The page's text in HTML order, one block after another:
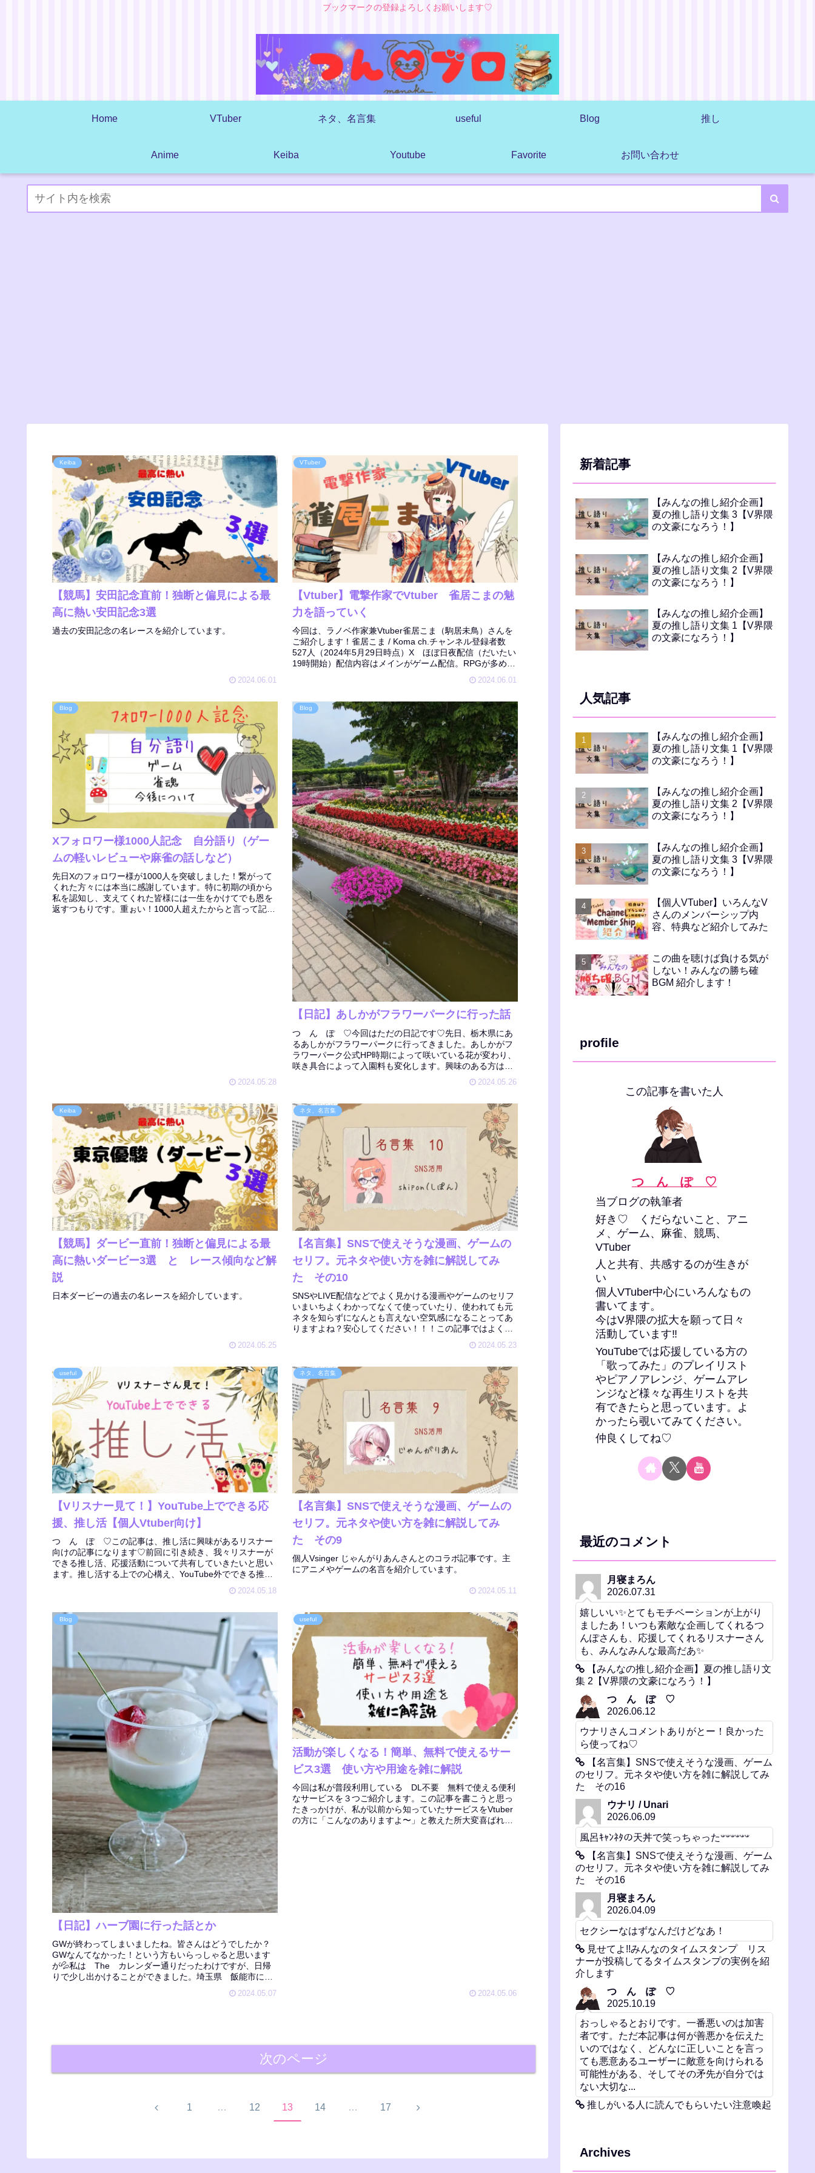
ブックマークの登録よろしくお願いします♡
Home VTuber ネタ、名言集 useful Blog 推し
Anime Keiba Youtube Favorite お問い合わせ
Keiba
【競馬】安田記念直前！独断と偏見による最
高に熱い安田記念3選
過去の安田記念の名レースを紹介しています。
2024.06.01
VTuber
【Vtuber】電撃作家でVtuber 雀居こまの魅
力を語っていく
今回は、ラノベ作家兼Vtuber雀居こま（駒居未鳥）さんを
ご紹介します！雀居こま / Koma ch.チャンネル登録者数
527人（2024年5月29日時点）X ほぼ日夜配信（だいたい
19時開始）配信内容はメインがゲーム配信。RPGが多め
2024.06.01
Blog
Xフォロワー様1000人記念 自分語り（ゲー
ムの軽いレビューや麻雀の話しなど）
先日Xのフォロワー様が1000人を突破しました！繋がって
くれた方々には本当に感謝しています。特に初期の頃から
私を認知し、支えてくれた皆様には一生をかけてでも恩を
返すつもりです。重ぉい！1000人超えたからと言って記念
2024.05.28
Blog
【日記】あしかがフラワーパークに行った話
つ ん ぽ ♡今回はただの日記です♡先日、栃木県にあ
るあしかがフラワーパークに行ってきました。あしかがフ
ラワーパーク公式HP時期によって咲いている花が変わり、
咲き具合によって入園料も変化します。興味のある方は公
2024.05.26
Keiba
【競馬】ダービー直前！独断と偏見による最
高に熱いダービー3選 と レース傾向など解
説
日本ダービーの過去の名レースを紹介しています。
2024.05.25
ネタ、名言集
【名言集】SNSで使えそうな漫画、ゲームの
セリフ。元ネタや使い方を雑に解説してみ
た その10
SNSやLIVE配信などでよく見かける漫画やゲームのセリフ
いまいちよくわかってなくて使っていたり、使われても元
ネタを知らずになんとも言えない空気感になることってあ
りますよね？安心してください！！！この記事ではよく見
2024.05.23
useful
【Vリスナー見て！】YouTube上でできる応
援、推し活【個人Vtuber向け】
つ ん ぽ ♡この記事は、推し活に興味があるリスナー
向けの記事になります♡前回に引き続き、我々リスナーが
できる推し活、応援活動について共有していきたいと思い
ます。推し活する上での心構え、YouTube外でできる推し
2024.05.18
ネタ、名言集
【名言集】SNSで使えそうな漫画、ゲームの
セリフ。元ネタや使い方を雑に解説してみ
た その9
個人Vsinger じゃんがりあんさんとのコラボ記事です。主
にアニメやゲームの名言を紹介しています。
2024.05.11
Blog
【日記】ハーブ園に行った話とか
GWが終わってしまいましたね。皆さんはどうでしたか？
GWなんてなかった！という方もいらっしゃると思います
が💦私は The カレンダー通りだったわけですが、日帰
りで少し出かけることができました。埼玉県 飯能市にあ
2024.05.07
useful
活動が楽しくなる！簡単、無料で使えるサー
ビス3選 使い方や用途を雑に解説
今回は私が普段利用している DL不要 無料で使える便利
なサービスを３つご紹介します。この記事を書こうと思っ
たきっかけが、私が以前から知っていたサービスをVtuber
の方に「こんなのありますよ〜」と教えた所大変喜ばれた
2024.05.06
次のページ
前 1 … 12 13 14 … 17 次
新着記事
【みんなの推し紹介企画】
夏の推し語り文集 3【V界隈
の文豪になろう！】
【みんなの推し紹介企画】
夏の推し語り文集 2【V界隈
の文豪になろう！】
【みんなの推し紹介企画】
夏の推し語り文集 1【V界隈
の文豪になろう！】
人気記事
【みんなの推し紹介企画】
夏の推し語り文集 1【V界隈
の文豪になろう！】
【みんなの推し紹介企画】
夏の推し語り文集 2【V界隈
の文豪になろう！】
【みんなの推し紹介企画】
夏の推し語り文集 3【V界隈
の文豪になろう！】
【個人VTuber】いろんなV
さんのメンバーシップ内
容、特典など紹介してみた
この曲を聴けば負ける気が
しない！みんなの勝ち確
BGM 紹介します！
profile
この記事を書いた人
つ ん ぽ ♡
当ブログの執筆者
好き♡ くだらないこと、アニ
メ、ゲーム、麻雀、競馬、
VTuber
人と共有、共感するのが生きが
い
個人VTuber中心にいろんなもの
書いてます。
今はV界隈の拡大を願って日々
活動しています‼
YouTubeでは応援している方の
「歌ってみた」のプレイリスト
やピアノアレンジ、ゲームアレ
ンジなど様々な再生リストを共
有できたらと思っています。よ
かったら覗いてみてください。
仲良くしてね♡
最近のコメント
月寝まろん
2026.07.31
嬉しいい✨とてもモチベーションが上がり
ましたあ！いつも素敵な企画してくれるつ
んぽさんも、応援してくれるリスナーさん
も、みんなみんな最高だあ✨️
【みんなの推し紹介企画】夏の推し語り文
集 2【V界隈の文豪になろう！】
つ ん ぽ ♡
2026.06.12
ウナリさんコメントありがとー！良かった
ら使ってね♡
【名言集】SNSで使えそうな漫画、ゲーム
のセリフ。元ネタや使い方を雑に解説してみ
た その16
ウナリ / Unari
2026.06.09
風呂ｷｬﾝﾈﾀの天丼で笑っちゃった𐤔𐤔𐤔𐤔𐤔𐤔
【名言集】SNSで使えそうな漫画、ゲーム
のセリフ。元ネタや使い方を雑に解説してみ
た その16
月寝まろん
2026.04.09
セクシーなはずなんだけどなあ！
見せてよ!!みんなのタイムスタンプ リス
ナーが投稿してるタイムスタンプの実例を紹
介します
つ ん ぽ ♡
2025.10.19
おっしゃるとおりです。一番悪いのは加害
者です。ただ本記事は何が善悪かを伝えた
いのではなく、どんなに正しいことを言っ
ても悪意あるユーザーに敵意を向けられる
可能性がある、そしてその矛先が自分では
ない大切な...
推しがいる人に読んでもらいたい注意喚起
Archives